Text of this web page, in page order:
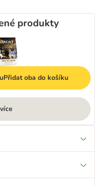
produkty
Přidat oba do košíku